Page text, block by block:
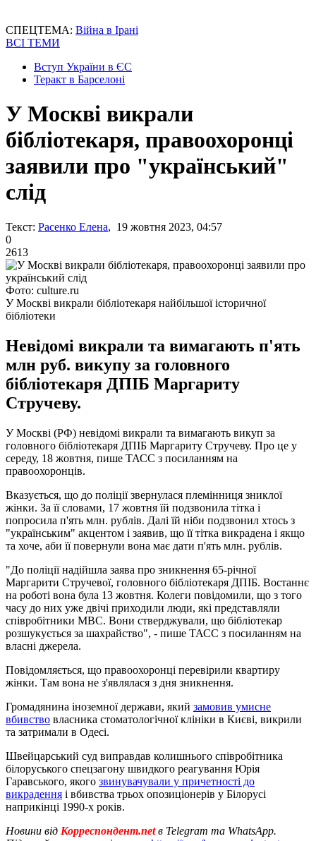
СПЕЦТЕМА: Війна в Ірані
ВСІ ТЕМИ
Вступ України в ЄС
Теракт в Барселоні
У Москві викрали
бібліотекаря, правоохоронці
заявили про "український"
слід
Текст: Расенко Елена, 19 жовтня 2023, 04:57
0
2613
Фото: culture.ru
У Москві викрали бібліотекаря найбільшої історичної
бібліотеки
Невідомі викрали та вимагають п'ять
млн руб. викупу за головного
бібліотекаря ДПІБ Маргариту
Стручеву.
У Москві (РФ) невідомі викрали та вимагають викуп за
головного бібліотекаря ДПІБ Маргариту Стручеву. Про це у
середу, 18 жовтня, пише ТАСС з посиланням на
правоохоронців.
Вказується, що до поліції звернулася племінниця зниклої
жінки. За її словами, 17 жовтня їй подзвонила тітка і
попросила п'ять млн. рублів. Далі їй ніби подзвонил хтось з
"українським" акцентом і заявив, що її тітка викрадена і якщо
та хоче, аби її повернули вона має дати п'ять млн. рублів.
"До поліції надійшла заява про зникнення 65-річної
Маргарити Стручевої, головного бібліотекаря ДПІБ. Востаннє
на роботі вона була 13 жовтня. Колеги повідомили, що з того
часу до них уже двічі приходили люди, які представляли
співробітники МВС. Вони стверджували, що бібліотекар
розшукується за шахрайство", - пише ТАСС з посиланням на
власні джерела.
Повідомляється, що правоохоронці перевірили квартиру
жінки. Там вона не з'являлася з дня зникнення.
Громадянина іноземної держави, який замовив умисне
вбивство власника стоматологічної клініки в Києві, викрили
та затримали в Одесі.
Швейцарський суд виправдав колишнього співробітника
білоруського спецзагону швидкого реагування Юрія
Гаравського, якого звинувачували у причетності до
викрадення і вбивства трьох опозиціонерів у Білорусі
наприкінці 1990-х років.
Новини від Корреспондент.netв Telegram та WhatsApp.